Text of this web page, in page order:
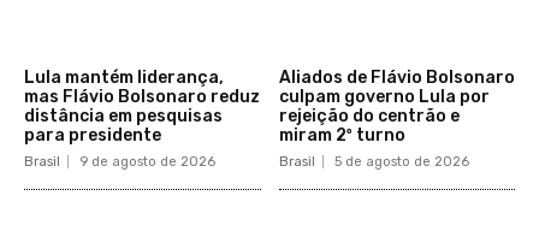
Lula mantém liderança,
mas Flávio Bolsonaro reduz
distância em pesquisas
para presidente
Brasil 9 de agosto de 2026
Aliados de Flávio Bolsonaro
culpam governo Lula por
rejeição do centrão e
miram 2º turno
Brasil 5 de agosto de 2026